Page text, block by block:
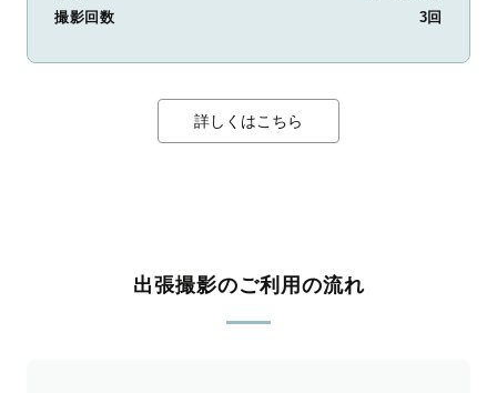
撮影回数
3回
詳しくはこちら
出張撮影のご利用の流れ